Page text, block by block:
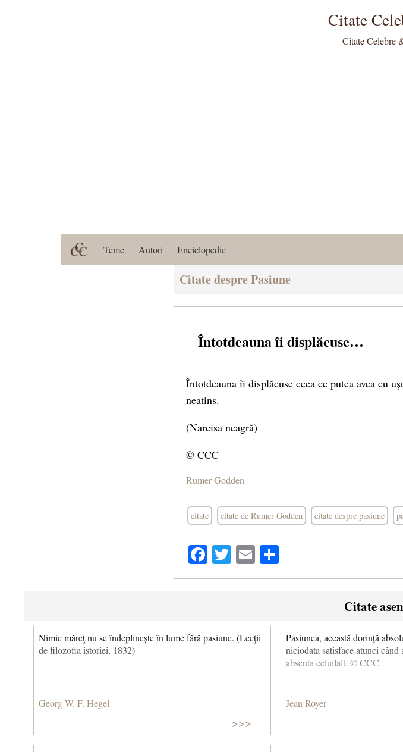
Citate
Citate Celebre
Teme Autori Enciclopedie
Citate despre Pasiune
Întotdeauna îi displăcuse…
Întotdeauna îi displăcuse ceea ce putea avea cu
neatins.
(Narcisa neagră)
© CCC
Rumer Godden
citate citate de Rumer Godden citate despre pasiune
Facebook
Twitter
Email
Citate
Nimic măreţ nu se îndeplinește în lume fără pasiune. (Lecţii
de filozofia istoriei, 1832)
Georg W. F. Hegel
>>>
Pasiunea, această dorință
niciodata satisface atunci
absenta celuilalt. © CCC
Jean Royer